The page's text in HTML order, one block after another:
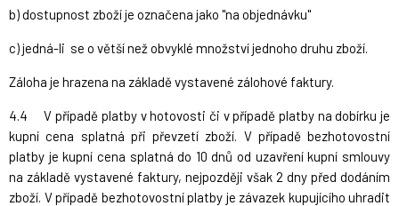
b) dostupnost zboží je označena jako "na objednávku"
c) jedná-li se o větší než obvyklé množství jednoho druhu zboží.
Záloha je hrazena na základě vystavené zálohové faktury.
4.4 V případě platby v hotovosti či v případě platby na dobírku je
kupní cena splatná při převzetí zboží. V případě bezhotovostní
platby je kupní cena splatná do 10 dnů od uzavření kupní smlouvy
na základě vystavené faktury, nejpozději však 2 dny před dodáním
zboží. V případě bezhotovostní platby je závazek kupujícího uhradit